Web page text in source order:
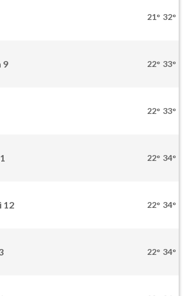
21° 32°
9 22° 33°
22° 33°
22° 34°
12 22° 34°
22° 34°